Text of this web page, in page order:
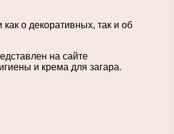
о декоративных, так и об
на сайте
и крема для загара.